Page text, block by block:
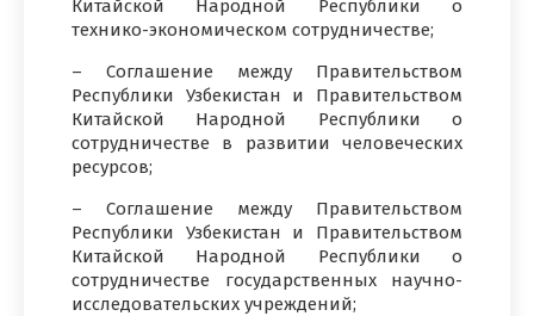
Китайской Народной Республики о
технико-экономическом сотрудничестве;
– Соглашение между Правительством
Республики Узбекистан и Правительством
Китайской Народной Республики о
сотрудничестве в развитии человеческих
ресурсов;
– Соглашение между Правительством
Республики Узбекистан и Правительством
Китайской Народной Республики о
сотрудничестве государственных научно-
исследовательских учреждений;